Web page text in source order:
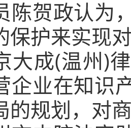
陈贺政认为
保护来实现
成(温州)律
企业在知识
的规划，对